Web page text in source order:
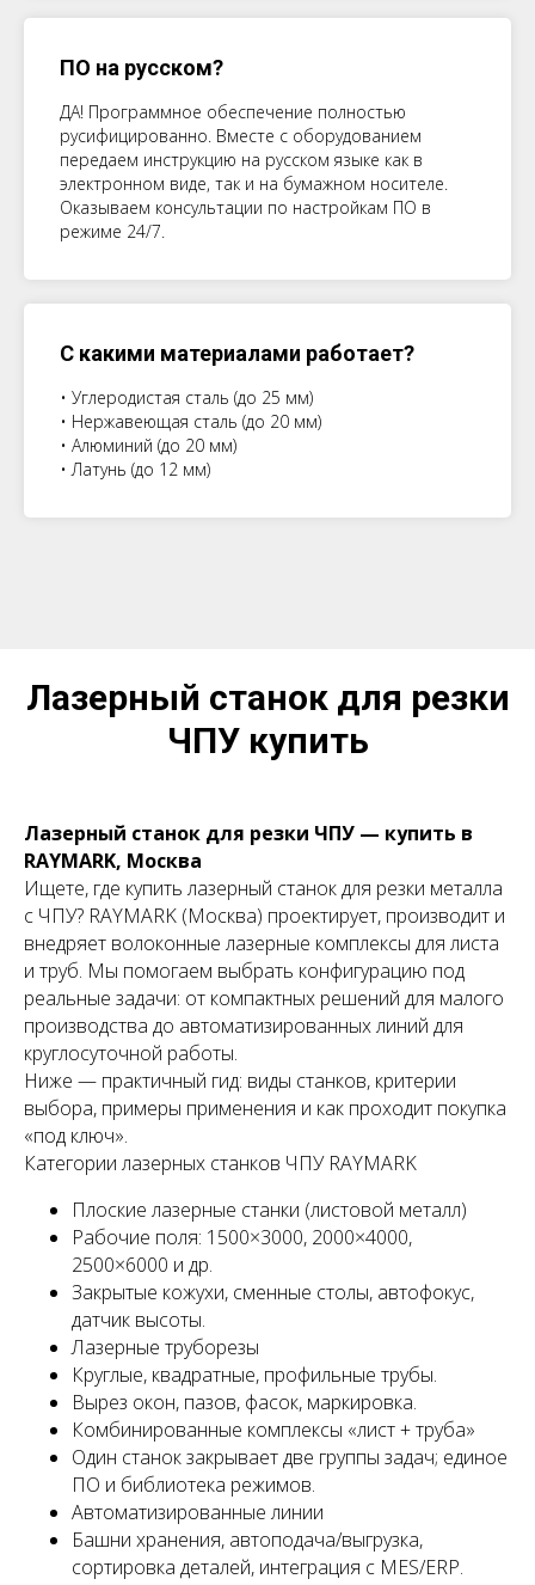
ПО на русском?
ДА! Программное обеспечение полностью
русифицированно. Вместе с оборудованием
передаем инструкцию на русском языке как в
электронном виде, так и на бумажном носителе.
Оказываем консультации по настройкам ПО в
режиме 24/7.
С какими материалами работает?
• Углеродистая сталь (до 25 мм)
• Нержавеющая сталь (до 20 мм)
• Алюминий (до 20 мм)
• Латунь (до 12 мм)
Лазерный станок для резки
ЧПУ купить
Лазерный станок для резки ЧПУ — купить в
RAYMARK, Москва
Ищете, где купить лазерный станок для резки металла
с ЧПУ? RAYMARK (Москва) проектирует, производит и
внедряет волоконные лазерные комплексы для листа
и труб. Мы помогаем выбрать конфигурацию под
реальные задачи: от компактных решений для малого
производства до автоматизированных линий для
круглосуточной работы.
Ниже — практичный гид: виды станков, критерии
выбора, примеры применения и как проходит покупка
«под ключ».
Категории лазерных станков ЧПУ RAYMARK
Плоские лазерные станки (листовой металл)
Рабочие поля: 1500×3000, 2000×4000,
2500×6000 и др.
Закрытые кожухи, сменные столы, автофокус,
датчик высоты.
Лазерные труборезы
Круглые, квадратные, профильные трубы.
Вырез окон, пазов, фасок, маркировка.
Комбинированные комплексы «лист + труба»
Один станок закрывает две группы задач; единое
ПО и библиотека режимов.
Автоматизированные линии
Башни хранения, автоподача/выгрузка,
сортировка деталей, интеграция с MES/ERP.